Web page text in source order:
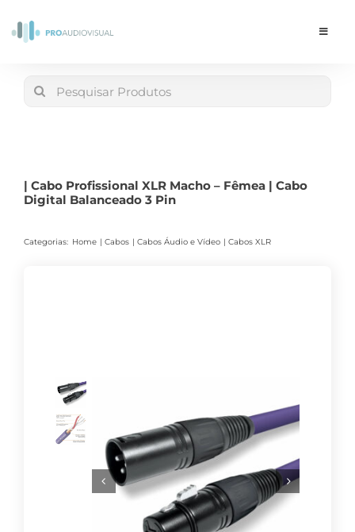
Toggle
Search
| Cabo Profissional XLR Macho – Fêmea | Cabo
Digital Balanceado 3 Pin
Categorias: Home Cabos Cabos Áudio e Vídeo Cabos XLR